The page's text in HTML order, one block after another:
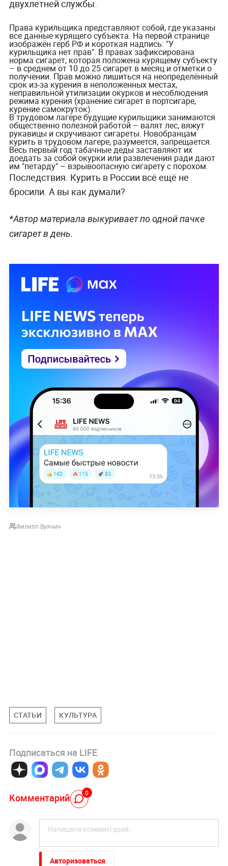
двухлетней службы.
Права курильщика представляют собой, где указаны
все данные курящего субъекта. На первой странице
изображён герб РФ и короткая надпись: "У
курильщика нет прав". В правах зафиксирована
норма сигарет, которая положена курящему субъекту
– в среднем от 10 до 25 сигарет в месяц и отметки о
получении. Прав можно лишиться на неопределённый
срок из-за курения в неположенных местах,
неправильной утилизации окурков и несоблюдения
режима курения (хранение сигарет в портсигаре,
курение самокруток).
В трудовом лагере будущие курильщики занимаются
общественно полезной работой – валят лес, вяжут
рукавицы и скручивают сигареты. Новобранцам
курить в трудовом лагере, разумеется, запрещается.
Весь первый год табачные деды заставляют их
доедать за собой окурки или развлечения ради дают
им "петарду" – взрывоопасную сигарету с порохом.
Последствия. Курить в России всё ещё не
бросили. А вы как думали?
*Автор материала выкуривает по одной пачке
сигарет в день.
Филипп Вуячич
СТАТЬИ КУЛЬТУРА
Подписаться на LIFE
Комментарий 0
Авторизоваться